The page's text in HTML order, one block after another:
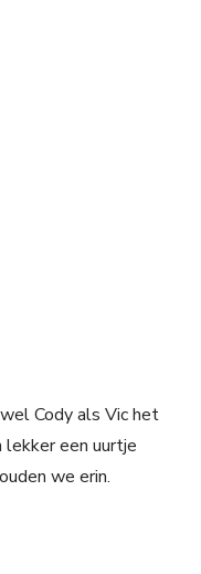
Cody als Vic het
lekker een uurtje
we erin.